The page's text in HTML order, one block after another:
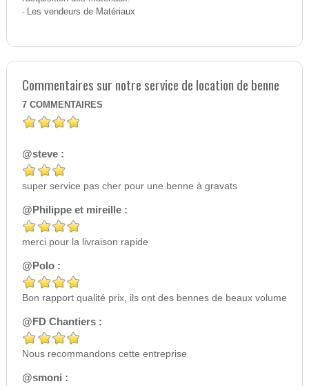
- Les vendeurs de Matériaux
Commentaires sur notre service de location de benne
7 COMMENTAIRES
@steve :
super service pas cher pour une benne à gravats
@Philippe et mireille :
merci pour la livraison rapide
@Polo :
Bon rapport qualité prix, ils ont des bennes de beaux volume
@FD Chantiers :
Nous recommandons cette entreprise
@smoni :